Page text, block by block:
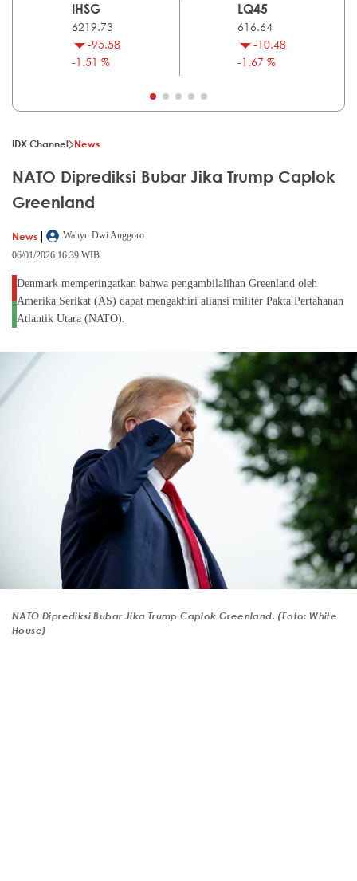
IHSG
6219.73
-95.58
-1.51 %
LQ45
616.64
-10.48
-1.67 %
IDX Channel News
NATO Diprediksi Bubar Jika Trump Caplok
Greenland
News |
Wahyu Dwi Anggoro
06/01/2026 16:39 WIB
Denmark memperingatkan bahwa pengambilalihan Greenland oleh
Amerika Serikat (AS) dapat mengakhiri aliansi militer Pakta Pertahanan
Atlantik Utara (NATO).
NATO Diprediksi Bubar Jika Trump Caplok Greenland. (Foto: White
House)